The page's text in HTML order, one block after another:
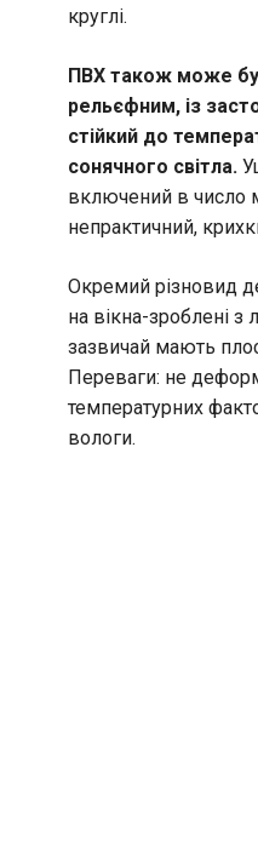
круглі.
ПВХ також може
рельєфним, із
стійкий до
сонячного світла.
включений в число
непрактичний,
Окремий різновид
на вікна-зроблені з
зазвичай мають
Переваги: не
температурних
вологи.